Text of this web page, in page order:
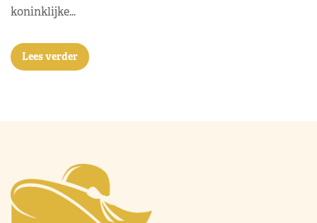
koninklijke…
Lees verder